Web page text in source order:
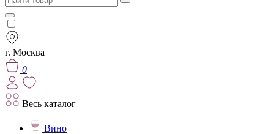
г. Москва
0
Весь каталог
Вино